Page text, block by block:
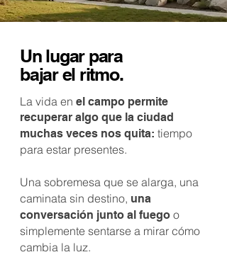
Un lugar para
bajar el ritmo.
La vida en el campo permite
recuperar algo que la ciudad
muchas veces nos quita: tiempo
para estar presentes.
Una sobremesa que se alarga, una
caminata sin destino, una
conversación junto al fuego o
simplemente sentarse a mirar cómo
cambia la luz.